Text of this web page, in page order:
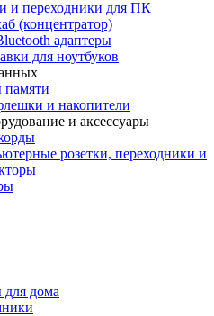
и переходники для ПК
(концентратор)
адаптеры
для ноутбуков
памяти
и накопители
и аксессуары
розетки, переходники и
для дома